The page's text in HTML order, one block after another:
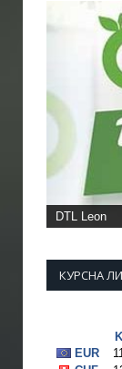
DTL Leon
КУРСНА